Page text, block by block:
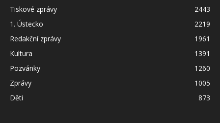
Tiskové zprávy
2443
1. Ústecko
2219
Redakční zprávy
1961
Kultura
1391
Pozvánky
1260
Zprávy
1005
Děti
873